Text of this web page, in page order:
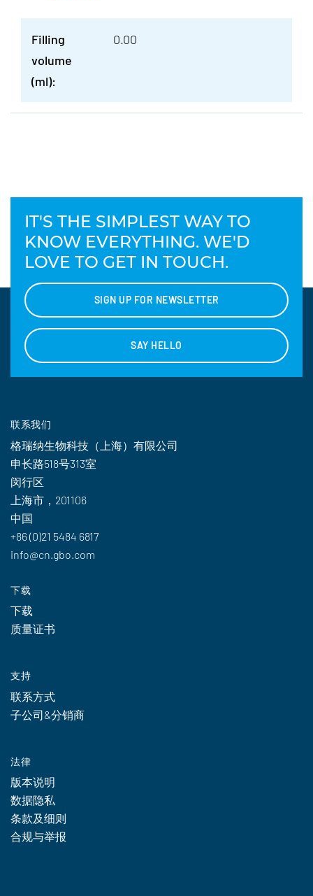
Filling
volume
(ml):
0.00
IT'S THE SIMPLEST WAY TO
KNOW EVERYTHING. WE'D
LOVE TO GET IN TOUCH.
SIGN UP FOR NEWSLETTER
SAY HELLO
联系我们
格瑞纳生物科技（上海）有限公司
申长路518号313室
闵行区
上海市，201106
中国
+86 (0)21 5484 6817
info@cn.gbo.com
下载
下载
质量证书
支持
联系方式
子公司&分销商
法律
版本说明
数据隐私
条款及细则
合规与举报